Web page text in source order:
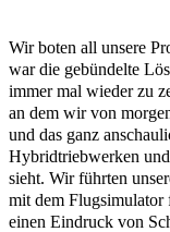
Wir boten all unsere
war die gebündelte
immer mal wieder zu
an dem wir von
und das ganz
Hybridtriebwerken
sieht. Wir führten
mit dem
einen Eindruck von